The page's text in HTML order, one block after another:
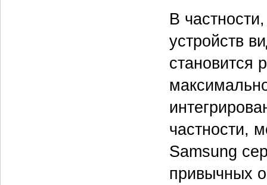
В
устройств
становится
частности,
Samsung
привычных